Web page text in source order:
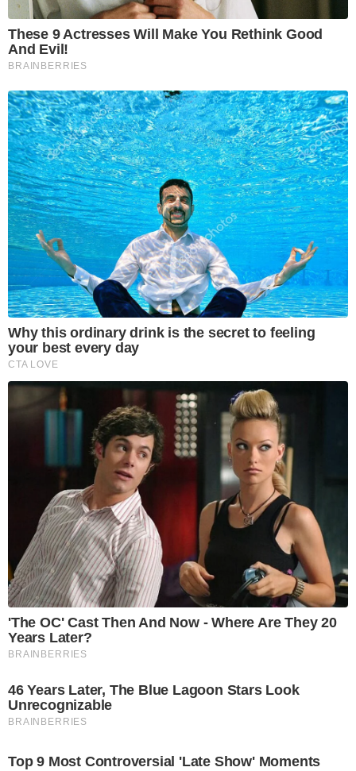
These 9 Actresses Will Make You Rethink Good
And Evil!
BRAINBERRIES
Why this ordinary drink is the secret to feeling
your best every day
CTA LOVE
'The OC' Cast Then And Now - Where Are They 20
Years Later?
BRAINBERRIES
46 Years Later, The Blue Lagoon Stars Look
Unrecognizable
BRAINBERRIES
Top 9 Most Controversial 'Late Show' Moments